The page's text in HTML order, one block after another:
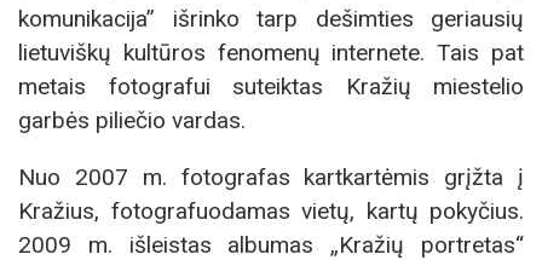
komunikacija” išrinko tarp dešimties geriausių
lietuviškų kultūros fenomenų internete. Tais pat
metais fotografui suteiktas Kražių miestelio
garbės piliečio vardas.
Nuo 2007 m. fotografas kartkartėmis grįžta į
Kražius, fotografuodamas vietų, kartų pokyčius.
2009 m. išleistas albumas „Kražių portretas“